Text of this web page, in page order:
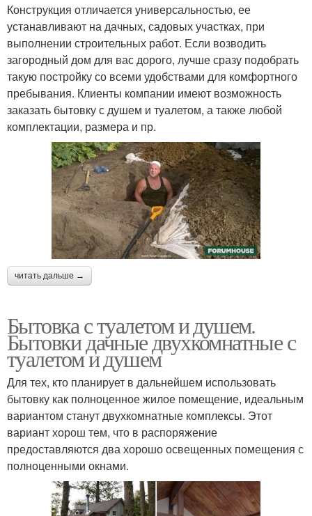
Конструкция отличается универсальностью, ее
устанавливают на дачных, садовых участках, при
выполнении строительных работ. Если возводить
загородный дом для вас дорого, лучше сразу подобрать
такую постройку со всеми удобствами для комфортного
пребывания. Клиенты компании имеют возможность
заказать бытовку с душем и туалетом, а также любой
комплектации, размера и пр.
читать дальше →
Бытовка с туалетом и душем.
Бытовки дачные двухкомнатные с
туалетом и душем
Для тех, кто планирует в дальнейшем использовать
бытовку как полноценное жилое помещение, идеальным
вариантом станут двухкомнатные комплексы. Этот
вариант хорош тем, что в распоряжение
предоставляются два хорошо освещенных помещения с
полноценными окнами.